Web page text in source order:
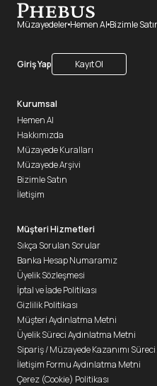
Müzayedeler Hemen Al Bizimle
Giriş Yap Kayıt Ol
Kurumsal
Hemen Al
Hakkımızda
Müzayede Kuralları
Müzayede Arşivi
Bizimle Satın
İletişim
Müşteri Hizmetleri
Sıkça Sorulan Sorular
Banka Hesap Numaramız
Üyelik Sözleşmesi
İptal ve İade Politikası
Gizlilik Politikası
Müşteri Aydınlatma Metni
Üyelik Süreci Aydınlatma Metni
Sipariş / Müzayede Kazanımı
İletişim Formu Aydınlatma Metni
Çerez (Cookie) Politikası